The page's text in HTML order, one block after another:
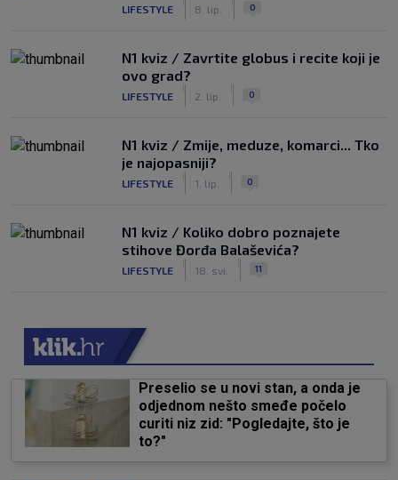
LIFESTYLE 8. lip. 0
N1 kviz / Zavrtite globus i recite koji je
ovo grad?
LIFESTYLE 2. lip. 0
N1 kviz / Zmije, meduze, komarci... Tko
je najopasniji?
LIFESTYLE 1. lip. 0
N1 kviz / Koliko dobro poznajete
stihove Đorđa Balaševića?
LIFESTYLE 18. svi. 11
Preselio se u novi stan, a onda je
odjednom nešto smeđe počelo
curiti niz zid: "Pogledajte, što je
to?"